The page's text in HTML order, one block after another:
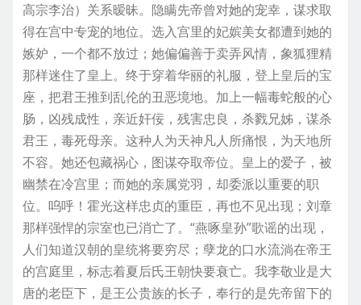
高宗李治）关系暧昧。隐瞒先帝曾对她的宠幸，谋求取
得在宫中专宠的地位。选入宫里的妃嫔美女都遭到她的
嫉妒，一个都不放过；她偏偏善于卖弄风情，象狐狸精
那样迷住了皇上。终于穿着华丽的礼服，登上皇后的宝
座，把君王推到乱伦的丑恶境地。加上一幅毒蛇般的心
肠，凶残成性，亲近奸佞，残害忠良，杀戮兄姊，谋杀
君王，毒死母亲。这种人为天神凡人所痛恨，为天地所
不容。她还包藏祸心，图谋夺取帝位。皇上的爱子，被
幽禁在冷宫里；而她的亲属党羽，却委派以重要的职
位。呜呼！霍光这样忠贞的重臣，再也不见出现；刘章
那样强悍的宗室也已消亡了。“燕啄皇孙”歌谣的出现，
人们知道汉朝的皇统将要穷尽；孽龙的口水流淌在帝王
的宫庭里，标志着夏后氏王朝快要衰亡。我李敬业是大
唐的老臣下，是王公贵族的长子，奉行的是先帝留下的